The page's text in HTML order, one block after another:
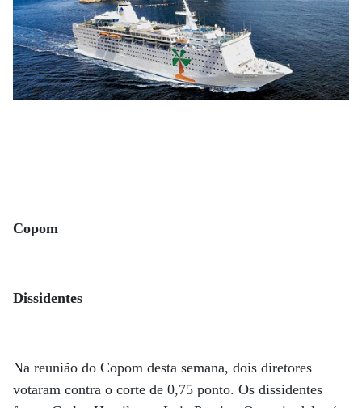
Copom
Dissidentes
Na reunião do Copom desta semana, dois diretores
votaram contra o corte de 0,75 ponto. Os dissidentes